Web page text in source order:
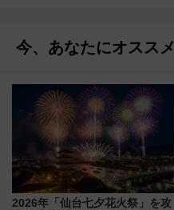
今、あなたにオススメ
2026年「仙台七夕花火祭」を攻